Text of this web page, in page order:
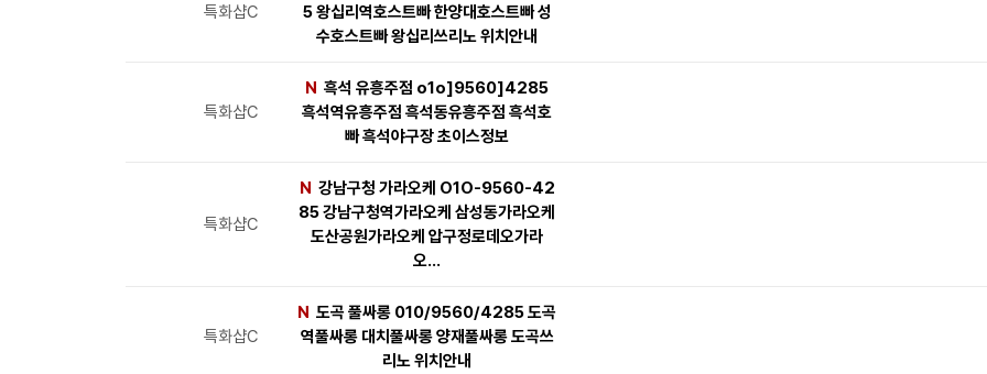
특화샵C
5 왕십리역호스트빠 한양대호스트빠 성
수호스트빠 왕십리쓰리노 위치안내
특화샵C
N 흑석 유흥주점 o1o]9560]4285
흑석역유흥주점 흑석동유흥주점 흑석호
빠 흑석야구장 초이스정보
특화샵C
N 강남구청 가라오케 O1O-9560-42
85 강남구청역가라오케 삼성동가라오케
도산공원가라오케 압구정로데오가라
오…
특화샵C
N 도곡 풀싸롱 010/9560/4285 도곡
역풀싸롱 대치풀싸롱 양재풀싸롱 도곡쓰
리노 위치안내